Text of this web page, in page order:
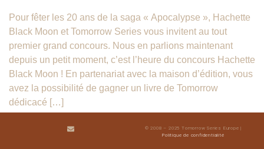
Pour fêter les 20 ans de la saga « Apocalypse », Hachette
Black Moon et Tomorrow Series vous invitent au tout
premier grand concours. Nous en parlions maintenant
depuis un petit moment, c’est l’heure du concours Hachette
Black Moon ! En partenariat avec la maison d’édition, vous
avez la possibilité de gagner un livre de Tomorrow
dédicacé […]
© 2008 – 2025 Tomorrow Series Europe |
Politique de confidentialité